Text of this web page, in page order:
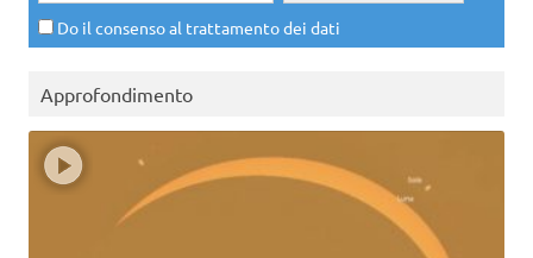
Do il consenso al trattamento dei dati
Approfondimento